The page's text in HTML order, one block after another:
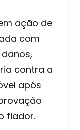
ação de
com
contra a
após
fiador.